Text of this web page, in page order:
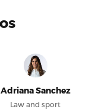
Adriana Sanchez
Law and sport